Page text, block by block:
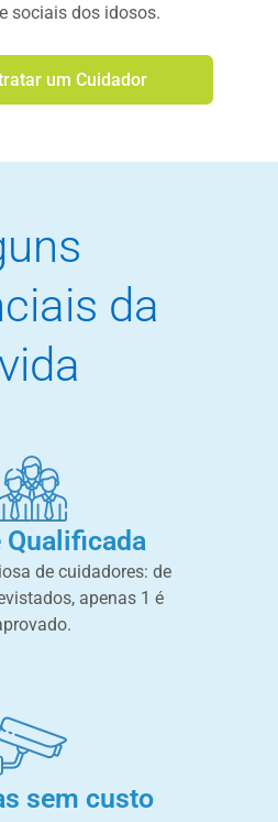
sociais dos idosos.
um Cuidador
da
Qualificada
de cuidadores: de
apenas 1 é
sem custo